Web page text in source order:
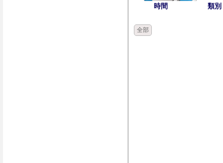
時間 類別
全部